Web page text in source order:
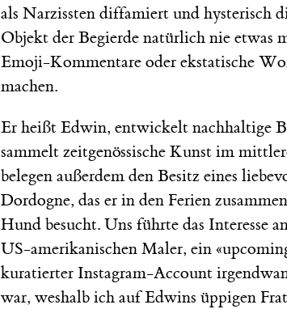
als Narzissten diffamiert und hysterisch
Objekt der Begierde natürlich nie etwas
Emoji-Kommentare oder ekstatische
machen.
Er heißt Edwin, entwickelt nachhaltige
sammelt zeitgenössische Kunst im
belegen außerdem den Besitz eines
Dordogne, das er in den Ferien
Hund besucht. Uns führte das Interesse
US-amerikanischen Maler, ein
kuratierter Instagram-Account
war, weshalb ich auf Edwins üppigen